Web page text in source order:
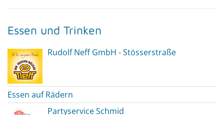
Essen und Trinken
Rudolf Neff GmbH - Stösserstraße
Essen auf Rädern
Partyservice Schmid